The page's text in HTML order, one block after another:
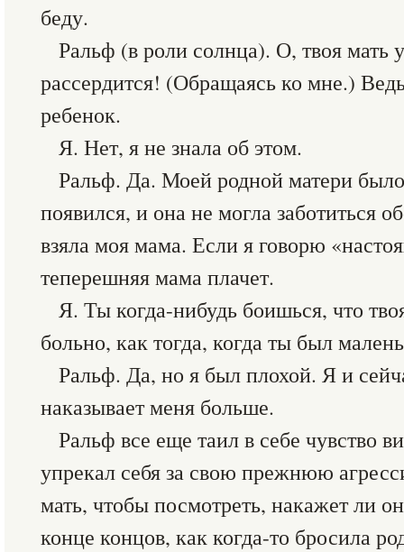
беду.
Ральф (в роли солнца). О, твоя мать
рассердится! (Обращаясь ко мне.)
ребенок.
Я. Нет, я не знала об этом.
Ральф. Да. Моей родной матери было
появился, и она не могла заботиться
взяла моя мама. Если я говорю
теперешняя мама плачет.
Я. Ты когда-нибудь боишься, что
больно, как тогда, когда ты был
Ральф. Да, но я был плохой. Я и
наказывает меня больше.
Ральф все еще таил в себе чувство
упрекал себя за свою прежнюю
мать, чтобы посмотреть, накажет ли
конце концов, как когда-то бросила